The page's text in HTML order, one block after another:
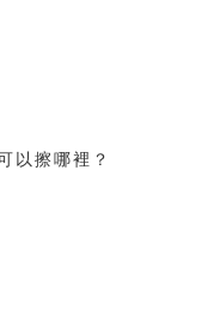
以擦哪裡？